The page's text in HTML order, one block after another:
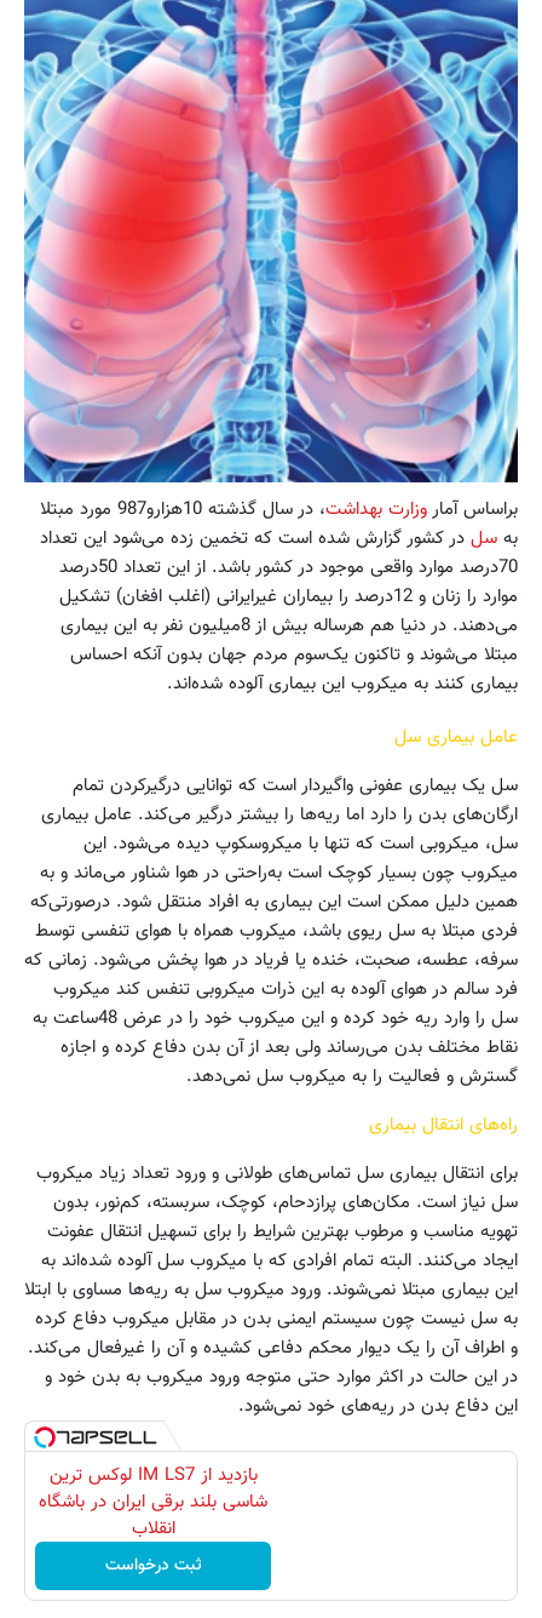
براساس آمار وزارت بهداشت
، در سال گذشته 10هزارو987 مورد مبتلا
به سل در کشور گزارش شده است که تخمین زده می‌شود این تعداد
70درصد موارد واقعی موجود در کشور باشد. از این تعداد 50درصد
موارد را زنان و 12درصد را بیماران غیرایرانی (اغلب افغان) تشکیل
می‌دهند. در دنیا هم هرساله بیش از 8میلیون نفر به این بیماری
مبتلا می‌شوند و تاکنون یک‌سوم مردم جهان بدون آنکه احساس
بیماری کنند به میکروب این بیماری آلوده شده‌اند.
عامل بیماری سل
سل یک بیماری عفونی واگیردار است که توانایی درگیرکردن تمام
ارگان‌های بدن را دارد اما ریه‌ها را بیشتر درگیر می‌کند. عامل بیماری
سل، میکروبی است که تنها با میکروسکوپ دیده می‌شود. این
میکروب چون بسیار کوچک است به‌راحتی در هوا شناور می‌ماند و به
همین دلیل ممکن است این بیماری به افراد منتقل شود. درصورتی‌که
فردی مبتلا به سل ریوی باشد، میکروب همراه با هوای تنفسی توسط
سرفه، عطسه، صحبت، خنده یا فریاد در هوا پخش می‌شود. زمانی که
فرد سالم در هوای آلوده به این ذرات میکروبی تنفس کند میکروب
سل را وارد ریه خود کرده و این میکروب خود را در عرض 48ساعت به
نقاط مختلف بدن می‌رساند ولی بعد از آن بدن دفاع کرده و اجازه
گسترش و فعالیت را به میکروب سل نمی‌دهد.
راه‌های انتقال بیماری
برای انتقال بیماری سل تماس‌های طولانی و ورود تعداد زیاد میکروب
سل نیاز است. مکان‌های پرازدحام، کوچک، سربسته، کم‌نور، بدون
تهویه مناسب و مرطوب بهترین شرایط را برای تسهیل انتقال عفونت
ایجاد می‌کنند. البته تمام افرادی که با میکروب سل آلوده شده‌اند به
این بیماری مبتلا نمی‌شوند. ورود میکروب سل به ریه‌ها مساوی با ابتلا
به سل نیست چون سیستم ایمنی بدن در مقابل میکروب دفاع کرده
و اطراف آن را یک دیوار محکم دفاعی کشیده و آن را غیرفعال می‌کند.
در این حالت در اکثر موارد حتی متوجه ورود میکروب به بدن خود و
این دفاع بدن در ریه‌های خود نمی‌شود.
بازدید از IM LS7 لوکس ترین
شاسی بلند برقی ایران در باشگاه
انقلاب
ثبت درخواست